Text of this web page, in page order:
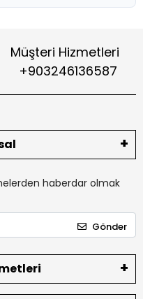
Müşteri Hizmetleri
+903246136587
haberdar olmak
Gönder